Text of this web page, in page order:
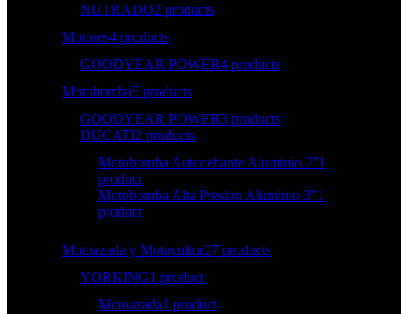
NUTRADO2 products
Motores4 products
GOODYEAR POWER4 products
Motobomba5 products
GOODYEAR POWER3 products
DUCATI2 products
Motobomba Autocebante Aluminio 2”1
product
Motobomba Alta Presion Aluminio 3”1
product
Motoazada y Motocultor27 products
YORKING1 product
Motoazada1 product